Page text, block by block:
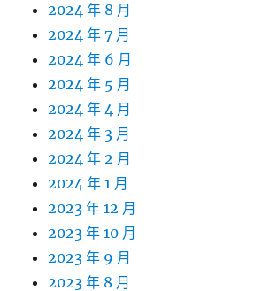
2024 年 8 月
2024 年 7 月
2024 年 6 月
2024 年 5 月
2024 年 4 月
2024 年 3 月
2024 年 2 月
2024 年 1 月
2023 年 12 月
2023 年 10 月
2023 年 9 月
2023 年 8 月